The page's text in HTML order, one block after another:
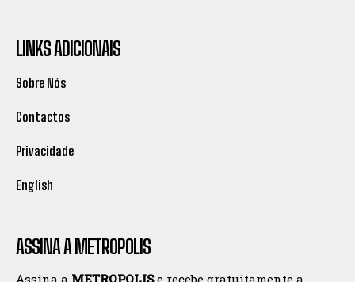
LINKS ADICIONAIS
Sobre Nós
Contactos
Privacidade
English
ASSINA A METROPOLIS